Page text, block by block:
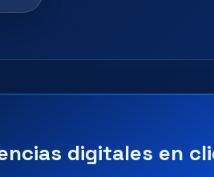
digitales en